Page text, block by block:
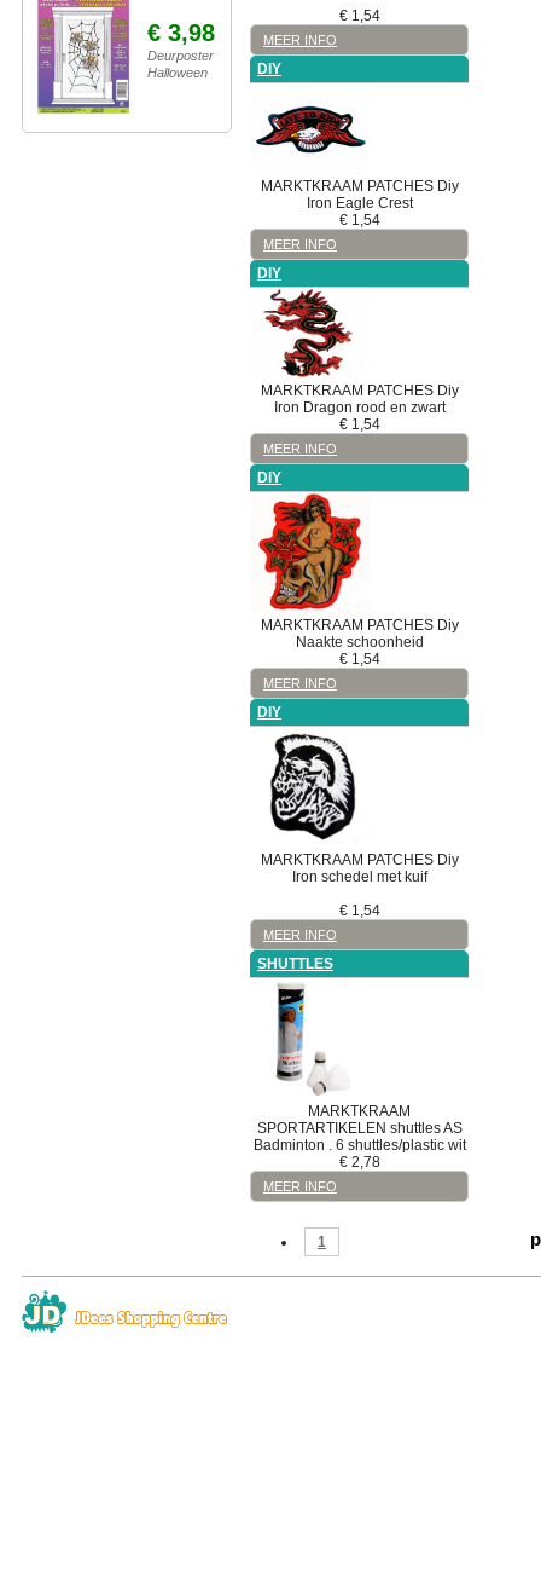
€ 3,98
Deurposter
Halloween
€ 1,54
MEER INFO
DIY
MARKTKRAAM PATCHES Diy
Iron Eagle Crest
€ 1,54
MEER INFO
DIY
MARKTKRAAM PATCHES Diy
Iron Dragon rood en zwart
€ 1,54
MEER INFO
DIY
MARKTKRAAM PATCHES Diy
Naakte schoonheid
€ 1,54
MEER INFO
DIY
MARKTKRAAM PATCHES Diy
Iron schedel met kuif
€ 1,54
MEER INFO
SHUTTLES
MARKTKRAAM
SPORTARTIKELEN shuttlesAS
Badminton . 6 shuttles/plastic wit
€ 2,78
MEER INFO
1